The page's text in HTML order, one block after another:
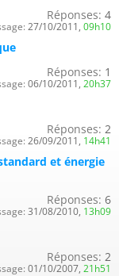
Réponses: 4
27/10/2011, 09h10
Réponses: 1
06/10/2011, 20h37
Réponses: 2
26/09/2011, 14h41
et énergie
Réponses: 6
31/08/2010, 13h09
Réponses: 2
01/10/2007, 21h51